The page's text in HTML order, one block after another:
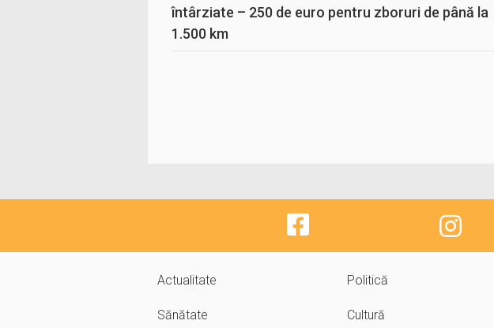
întârziate – 250 de euro pentru zboruri de până la
1.500 km
Actualitate Politică
Sănătate Cultură